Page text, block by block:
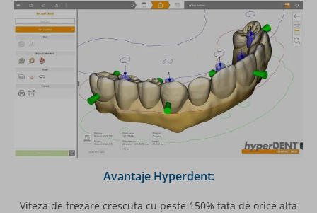
Avantaje Hyperdent:
Viteza de frezare crescuta cu peste 150% fata de orice alta